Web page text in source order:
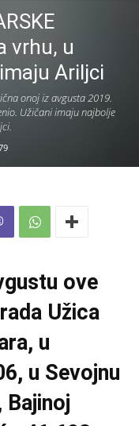
vrhu, u
Ariljci
onoj iz avgusta 2019.
Užičani imaju najbolje
ove
Užica
u
u Sevojnu
Bajinoj